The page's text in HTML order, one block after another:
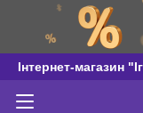
Інтернет-магазин